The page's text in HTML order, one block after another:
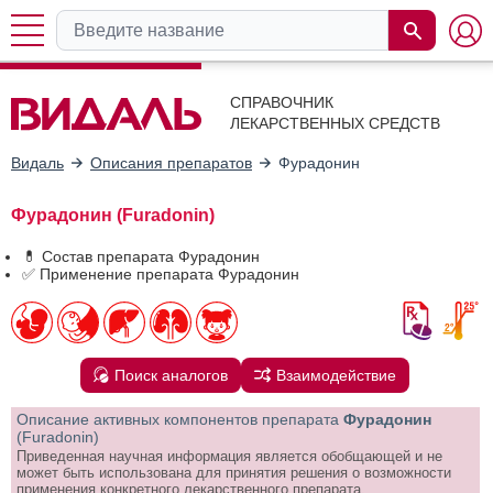
СПРАВОЧНИК
ЛЕКАРСТВЕННЫХ СРЕДСТВ
Видаль Описания препаратов Фурадонин
Фурадонин (Furadonin)
💊 Состав препарата Фурадонин
✅ Применение препарата Фурадонин
Поиск аналогов Взаимодействие
Описание активных компонентов препарата Фурадонин
(Furadonin)
Приведенная научная информация является обобщающей и не
может быть использована для принятия решения о возможности
применения конкретного лекарственного препарата.